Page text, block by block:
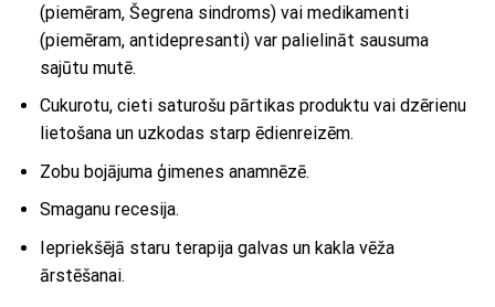
(piemēram, Šegrena sindroms) vai medikamenti
(piemēram, antidepresanti) var palielināt sausuma
sajūtu mutē.
Cukurotu, cieti saturošu pārtikas produktu vai dzērienu
lietošana un uzkodas starp ēdienreizēm.
Zobu bojājuma ģimenes anamnēzē.
Smaganu recesija.
Iepriekšējā staru terapija galvas un kakla vēža
ārstēšanai.